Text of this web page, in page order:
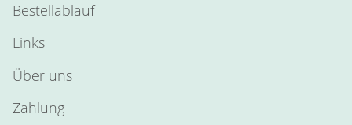
Bestellablauf
Links
Über uns
Zahlung